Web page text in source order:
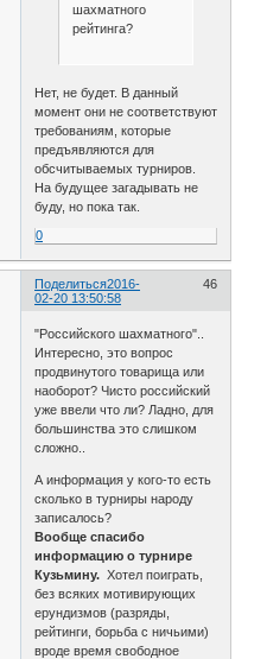
шахматного
рейтинга?
Нет, не будет. В данный
момент они не соответствуют
требованиям, которые
предъявляются для
обсчитываемых турниров.
На будущее загадывать не
буду, но пока так.
0
Поделиться 46
2016-
02-20 13:50:58
"Российского шахматного"..
Интересно, это вопрос
продвинутого товарища или
наоборот? Чисто российский
уже ввели что ли? Ладно, для
большинства это слишком
сложно..
А информация у кого-то есть
сколько в турниры народу
записалось?
Вообще спасибо
информацию о турнире
Кузьмину. Хотел поиграть,
без всяких мотивирующих
ерундизмов (разряды,
рейтинги, борьба с ничьими)
вроде время свободное